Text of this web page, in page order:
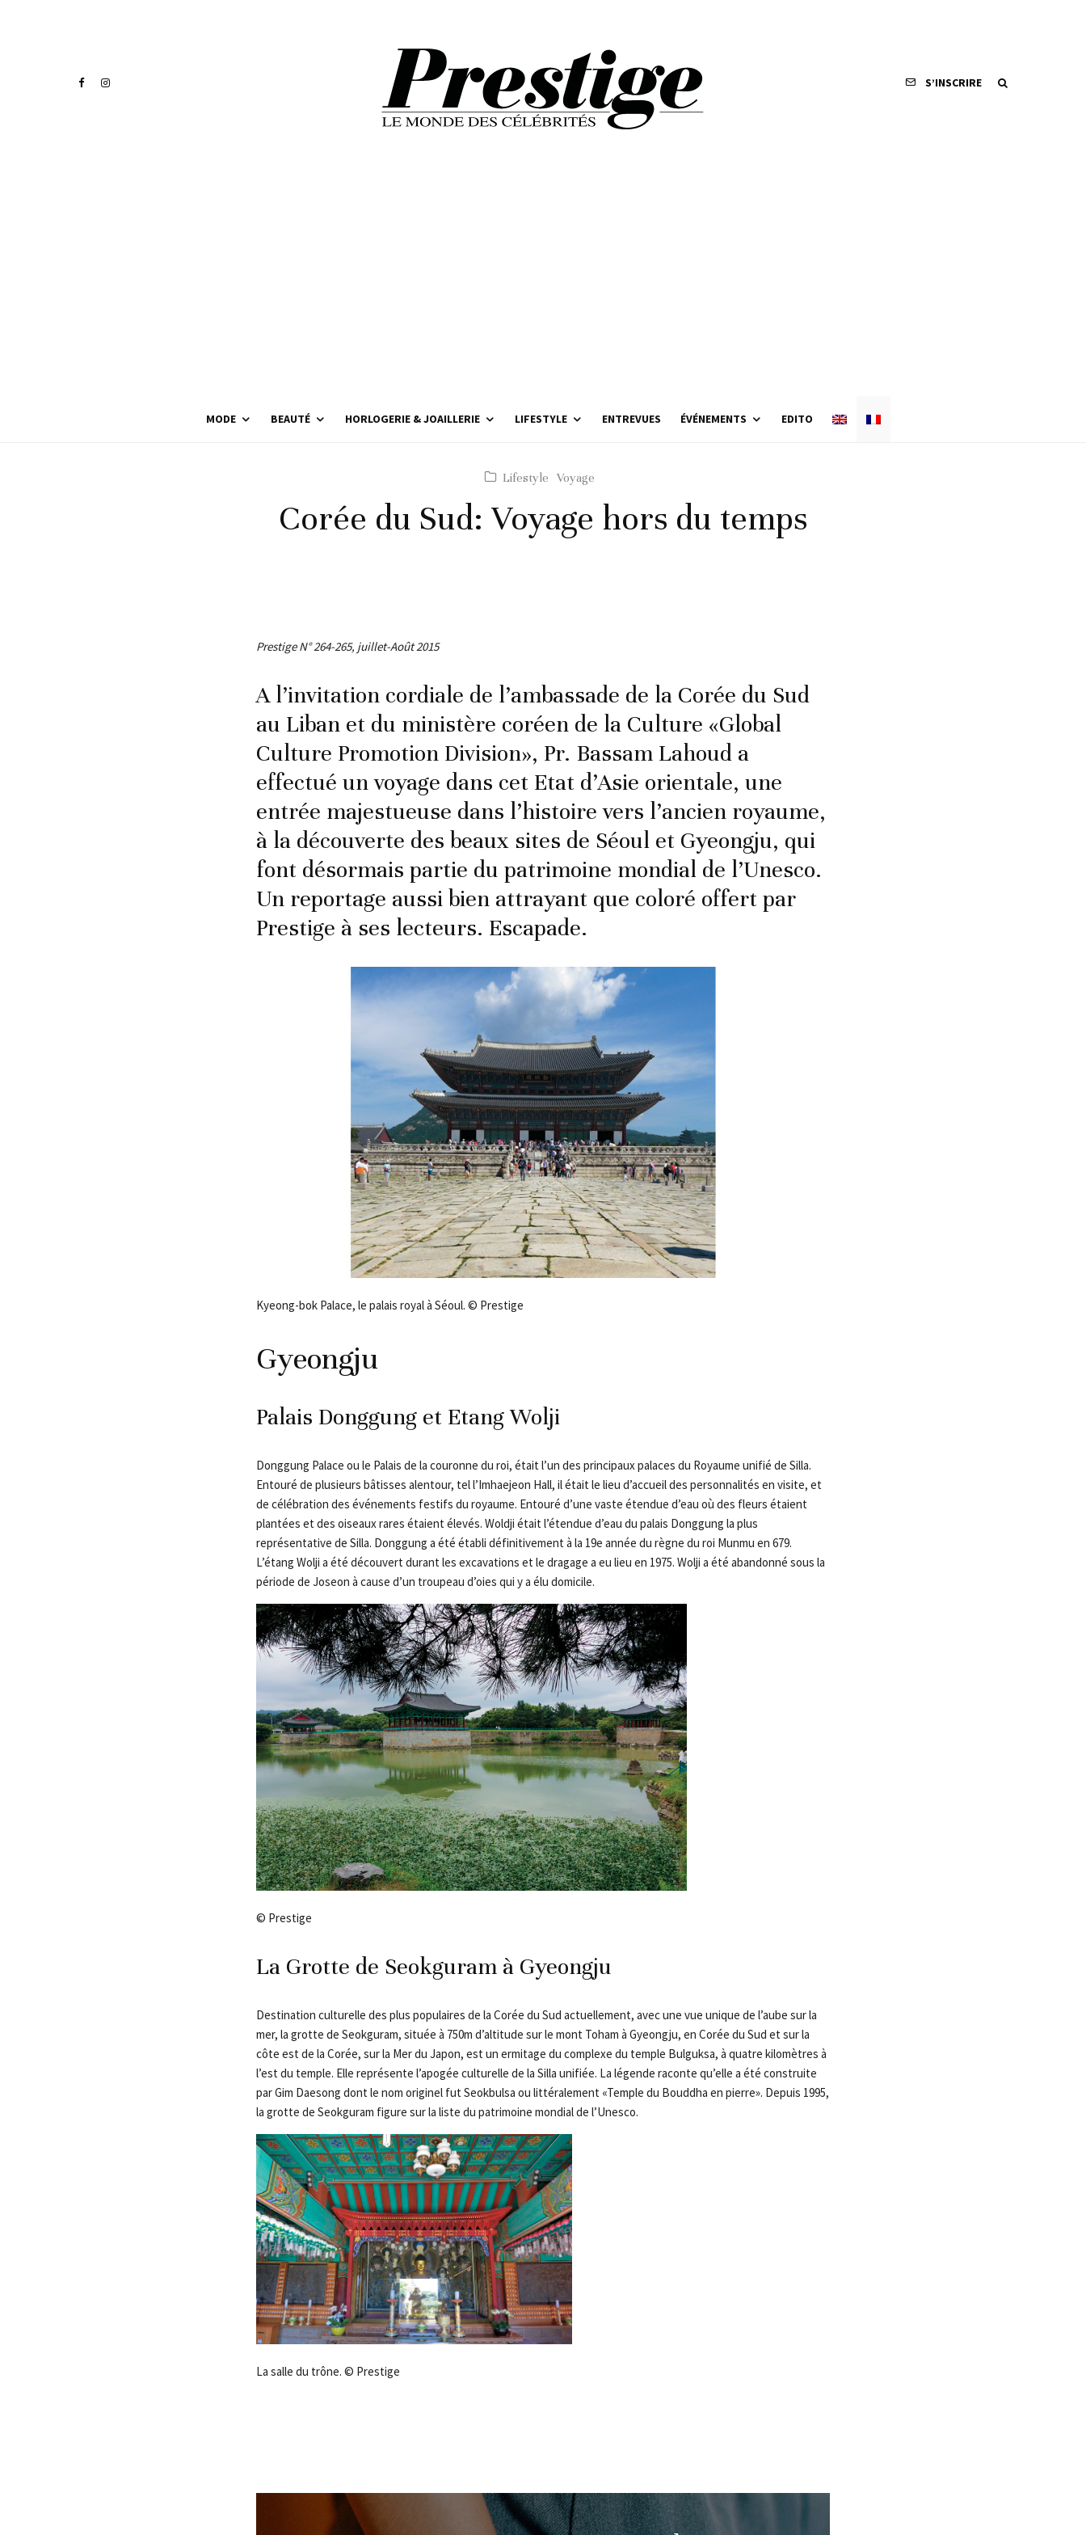
S’INSCRIRE
MODE BEAUTÉ HORLOGERIE & JOAILLERIE LIFESTYLE ENTREVUES ÉVÉNEMENTS EDITO
Lifestyle Voyage
Corée du Sud: Voyage hors du temps
Prestige N° 264-265, juillet-Août 2015
A l’invitation cordiale de l’ambassade de la Corée du Sud
au Liban et du ministère coréen de la Culture «Global
Culture Promotion Division», Pr. Bassam Lahoud a
effectué un voyage dans cet Etat d’Asie orientale, une
entrée majestueuse dans l’histoire vers l’ancien royaume,
à la découverte des beaux sites de Séoul et Gyeongju, qui
font désormais partie du patrimoine mondial de l’Unesco.
Un reportage aussi bien attrayant que coloré offert par
Prestige à ses lecteurs. Escapade.
Kyeong-bok Palace, le palais royal à Séoul. © Prestige
Gyeongju
Palais Donggung et Etang Wolji
Donggung Palace ou le Palais de la couronne du roi, était l’un des principaux palaces du Royaume unifié de Silla.
Entouré de plusieurs bâtisses alentour, tel l’Imhaejeon Hall, il était le lieu d’accueil des personnalités en visite, et
de célébration des événements festifs du royaume. Entouré d’une vaste étendue d’eau où des fleurs étaient
plantées et des oiseaux rares étaient élevés. Woldji était l’étendue d’eau du palais Donggung la plus
représentative de Silla. Donggung a été établi définitivement à la 19e année du règne du roi Munmu en 679.
L’étang Wolji a été découvert durant les excavations et le dragage a eu lieu en 1975. Wolji a été abandonné sous la
période de Joseon à cause d’un troupeau d’oies qui y a élu domicile.
© Prestige
La Grotte de Seokguram à Gyeongju
Destination culturelle des plus populaires de la Corée du Sud actuellement, avec une vue unique de l’aube sur la
mer, la grotte de Seokguram, située à 750m d’altitude sur le mont Toham à Gyeongju, en Corée du Sud et sur la
côte est de la Corée, sur la Mer du Japon, est un ermitage du complexe du temple Bulguksa, à quatre kilomètres à
l’est du temple. Elle représente l’apogée culturelle de la Silla unifiée. La légende raconte qu’elle a été construite
par Gim Daesong dont le nom originel fut Seokbulsa ou littéralement «Temple du Bouddha en pierre». Depuis 1995,
la grotte de Seokguram figure sur la liste du patrimoine mondial de l’Unesco.
La salle du trône. © Prestige